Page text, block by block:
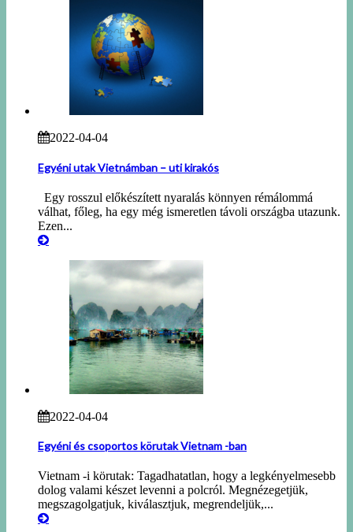
2022-04-04
Egyéni utak Vietnámban – uti kirakós
Egy rosszul előkészített nyaralás könnyen rémálommá
válhat, főleg, ha egy még ismeretlen távoli országba utazunk.
Ezen...
2022-04-04
Egyéni és csoportos körutak Vietnam -ban
Vietnam -i körutak: Tagadhatatlan, hogy a legkényelmesebb
dolog valami készet levenni a polcról. Megnézegetjük,
megszagolgatjuk, kiválasztjuk, megrendeljük,...